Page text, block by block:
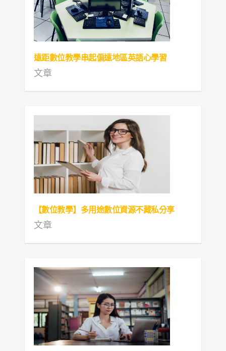
遠距數位教學串起偏遠地區英語心學習
文章
【數位教學】多用途數位資源不藏私分享
文章